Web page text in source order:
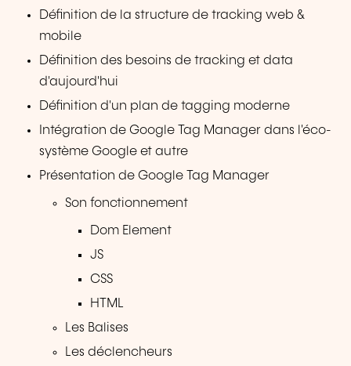
Définition de la structure de tracking web &
mobile
Définition des besoins de tracking et data
d'aujourd'hui
Définition d'un plan de tagging moderne
Intégration de Google Tag Manager dans l'éco-
système Google et autre
Présentation de Google Tag Manager
Son fonctionnement
Dom Element
JS
CSS
HTML
Les Balises
Les déclencheurs